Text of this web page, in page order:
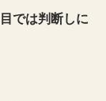
では判断しに